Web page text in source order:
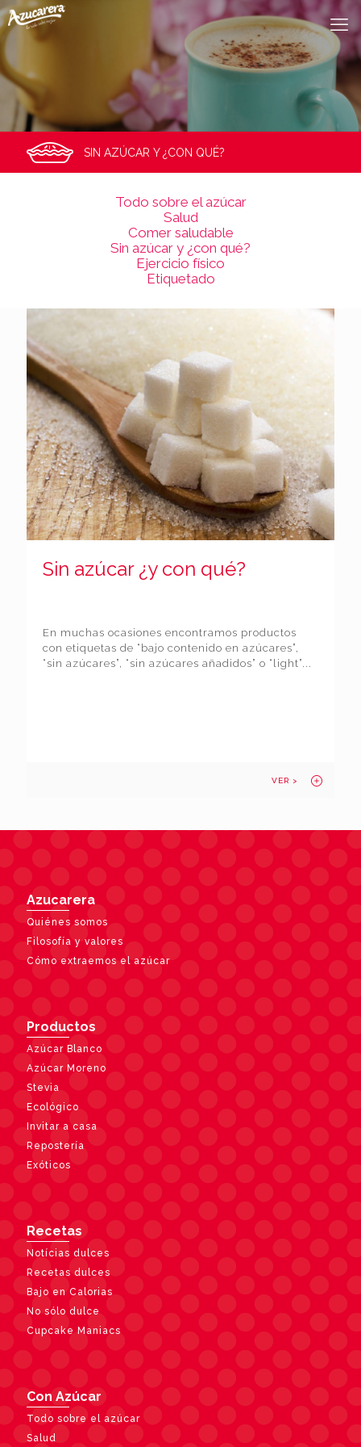
SIN AZÚCAR Y ¿CON QUÉ?
Todo sobre el azúcar
Salud
Comer saludable
Sin azúcar y ¿con qué?
Ejercicio físico
Etiquetado
Sin azúcar ¿y con qué?
En muchas ocasiones encontramos productos
con etiquetas de “bajo contenido en azúcares”,
“sin azúcares”, “sin azúcares añadidos” o “light”...
VER >
Azucarera
Quiénes somos
Filosofía y valores
Cómo extraemos el azúcar
Productos
Azúcar Blanco
Azúcar Moreno
Stevia
Ecológico
Invitar a casa
Repostería
Exóticos
Recetas
Notícias dulces
Recetas dulces
Bajo en Calorias
No sólo dulce
Cupcake Maniacs
Con Azúcar
Todo sobre el azúcar
Salud